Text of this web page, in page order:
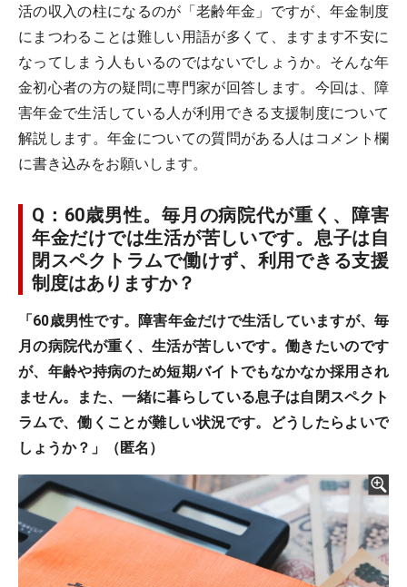
活の収入の柱になるのが「老齢年金」ですが、年金制度
にまつわることは難しい用語が多くて、ますます不安に
なってしまう人もいるのではないでしょうか。そんな年
金初心者の方の疑問に専門家が回答します。今回は、障
害年金で生活している人が利用できる支援制度について
解説します。年金についての質問がある人はコメント欄
に書き込みをお願いします。
Q：60歳男性。毎月の病院代が重く、障害
年金だけでは生活が苦しいです。息子は自
閉スペクトラムで働けず、利用できる支援
制度はありますか？
「60歳男性です。障害年金だけで生活していますが、毎
月の病院代が重く、生活が苦しいです。働きたいのです
が、年齢や持病のため短期バイトでもなかなか採用され
ません。また、一緒に暮らしている息子は自閉スペクト
ラムで、働くことが難しい状況です。どうしたらよいで
しょうか？」（匿名）